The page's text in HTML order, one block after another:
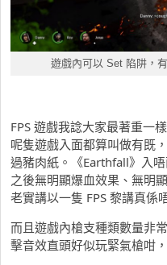
遊戲內可以 Set 陷阱，
FPS 遊戲我諗大家最著重一
呢隻遊戲入面都算叫做有既
過豬肉紙。《Earthfall》入
之後無明顯爆血效果、無明
老實講以一隻 FPS 黎講真係
而且遊戲內槍支種類數量非
擊音效直頭好似玩緊氣槍咁